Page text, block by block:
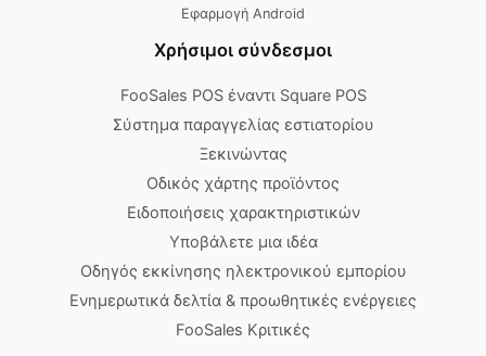
Εφαρμογή Android
Χρήσιμοι σύνδεσμοι
FooSales POS έναντι Square POS
Σύστημα παραγγελίας εστιατορίου
Ξεκινώντας
Οδικός χάρτης προϊόντος
Ειδοποιήσεις χαρακτηριστικών
Υποβάλετε μια ιδέα
Οδηγός εκκίνησης ηλεκτρονικού εμπορίου
Ενημερωτικά δελτία & προωθητικές ενέργειες
FooSales Κριτικές